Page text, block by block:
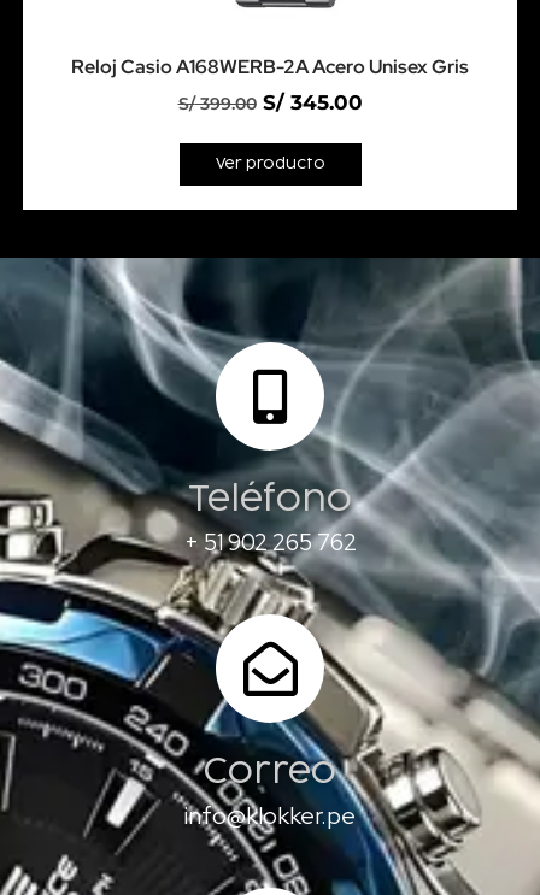
Reloj Casio A168WERB-2A Acero Unisex Gris
S/399.00 S/345.00
Ver producto
Teléfono
+ 51 902 265 762
Correo
info@klokker.pe